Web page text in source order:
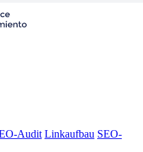
Audit Linkaufbau SEO-